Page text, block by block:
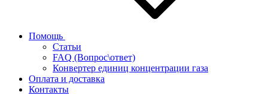
Помощь
Статьи
FAQ (Вопрос\ответ)
Конвертер единиц концентрации газа
Оплата и доставка
Контакты